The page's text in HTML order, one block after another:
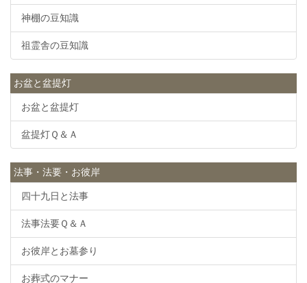
神棚の豆知識
祖霊舎の豆知識
お盆と盆提灯
お盆と盆提灯
盆提灯Ｑ＆Ａ
法事・法要・お彼岸
四十九日と法事
法事法要Ｑ＆Ａ
お彼岸とお墓参り
お葬式のマナー